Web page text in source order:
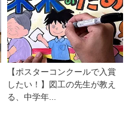
【ポスターコンクールで入賞
したい！】図工の先生が教え
る、中学年...